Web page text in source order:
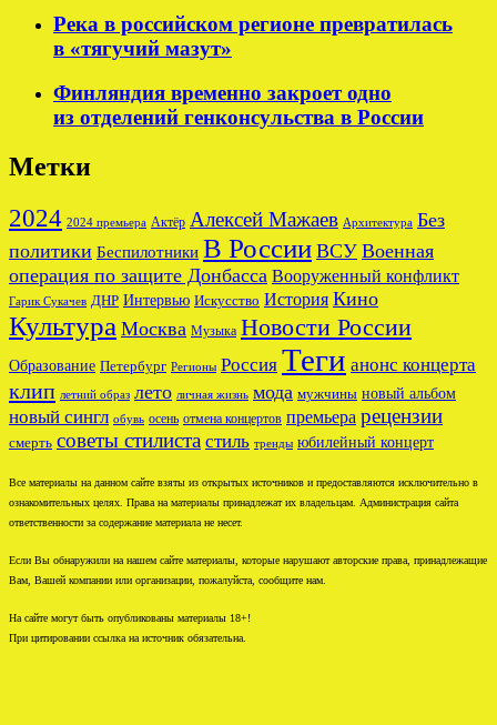
Река в российском регионе превратилась
в «тягучий мазут»
Финляндия временно закроет одно
из отделений генконсульства в России
Метки
2024 2024 премьера Актёр Алексей Мажаев Архитектура Без
политики Беспилотники В России ВСУ Военная
операция по защите Донбасса Вооруженный конфликт
Гарик Сукачев ДНР Интервью Искусство История Кино
Культура Москва Музыка Новости России
Образование Петербург Регионы Россия Теги анонс концерта
клип летний образ лето личная жизнь мода мужчины новый альбом
новый сингл обувь осень отмена концертов премьера рецензии
смерть советы стилиста стиль тренды юбилейный концерт
Все материалы на данном сайте взяты из открытых источников и предоставляются исключительно в
ознакомительных целях. Права на материалы принадлежат их владельцам. Администрация сайта
ответственности за содержание материала не несет.
Если Вы обнаружили на нашем сайте материалы, которые нарушают авторские права, принадлежащие
Вам, Вашей компании или организации, пожалуйста, сообщите нам.
На сайте могут быть опубликованы материалы 18+!
При цитировании ссылка на источник обязательна.